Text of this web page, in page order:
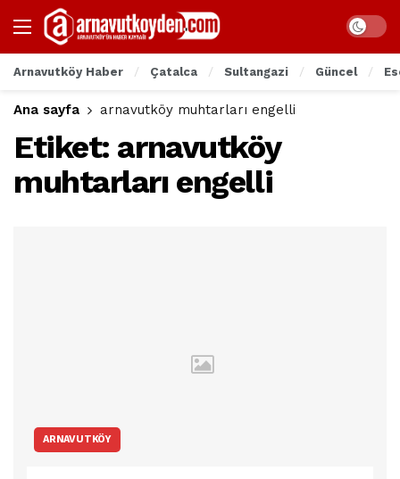
Arnavutköy Haber Çatalca Sultangazi Güncel
Ana sayfa arnavutköy muhtarları engelli
Etiket: arnavutköy
muhtarları engelli
ARNAVUTKÖY